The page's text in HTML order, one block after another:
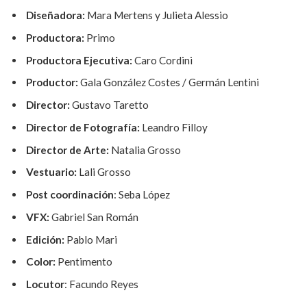
Diseñadora: Mara Mertens y Julieta Alessio
Productora: Primo
Productora Ejecutiva: Caro Cordini
Productor: Gala González Costes / Germán Lentini
Director: Gustavo Taretto
Director de Fotografía: Leandro Filloy
Director de Arte: Natalia Grosso
Vestuario: Lali Grosso
Post coordinación: Seba López
VFX: Gabriel San Román
Edición: Pablo Mari
Color: Pentimento
Locutor: Facundo Reyes